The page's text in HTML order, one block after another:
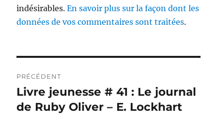
indésirables.En savoir plus sur la façon dont les
données de vos commentaires sont traitées.
de
l’article
PRÉCÉDENT
Publication
précédente :
Livre jeunesse # 41 : Le journal
de Ruby Oliver – E. Lockhart